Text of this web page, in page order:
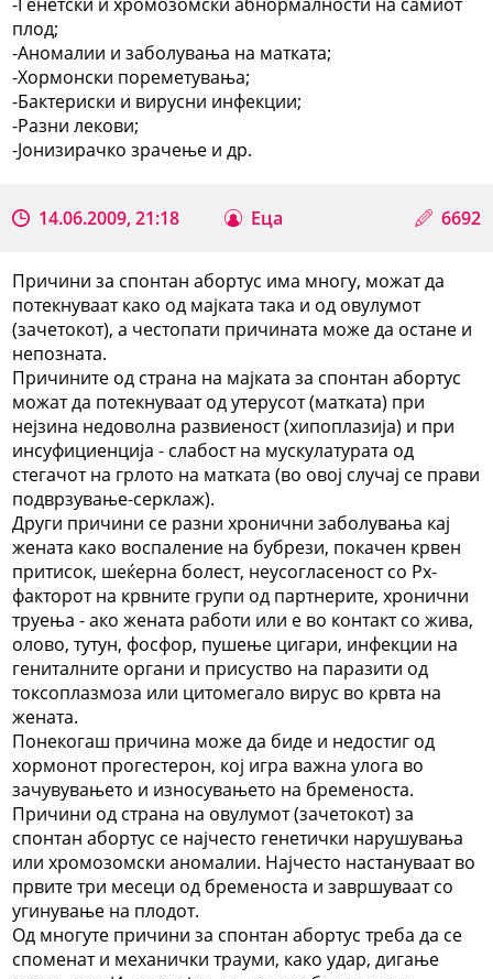
плод;
-Аномалии и заболувања на матката;
-Хормонски пореметувања;
-Бактериски и вирусни инфекции;
-Разни лекови;
-Јонизирачко зрачење и др.
14.06.2009, 21:18 Еца 6692
Причини за спонтан абортус има многу, можат да
потекнуваат како од мајката така и од овулумот
(зачетокот), а честопати причината може да остане и
непозната.
Причините од страна на мајката за спонтан абортус
можат да потекнуваат од утерусот (матката) при
нејзина недоволна развиеност (хипоплазија) и при
инсуфициенција - слабост на мускулатурата од
стегачот на грлото на матката (во овој случај се прави
подврзување-серклаж).
Други причини се разни хронични заболувања кај
жената како воспаление на бубрези, покачен крвен
притисок, шеќерна болест, неусогласеност со Рх-
факторот на крвните групи од партнерите, хронични
труења - ако жената работи или е во контакт со жива,
олово, тутун, фосфор, пушење цигари, инфекции на
гениталните органи и присуство на паразити од
токсоплазмоза или цитомегало вирус во крвта на
жената.
Понекогаш причина може да биде и недостиг од
хормонот прогестерон, кој игра важна улога во
зачувувањето и износувањето на бременоста.
Причини од страна на овулумот (зачетокот) за
спонтан абортус се најчесто генетички нарушувања
или хромозомски аномалии. Најчесто настануваат во
првите три месеци од бременоста и завршуваат со
угинување на плодот.
Од многуте причини за спонтан абортус треба да се
споменат и механички трауми, како удар, дигање